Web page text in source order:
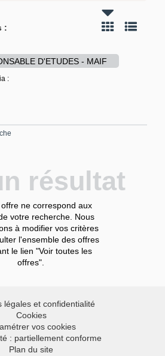
:
D'ETUDES - MAIF
:
résultat
ne correspond aux
votre recherche. Nous
à modifier vos critères
l'ensemble des offres
le lien "Voir toutes les
offres".
légales et confidentialité
Cookies
vos cookies
: partiellement conforme
Plan du site